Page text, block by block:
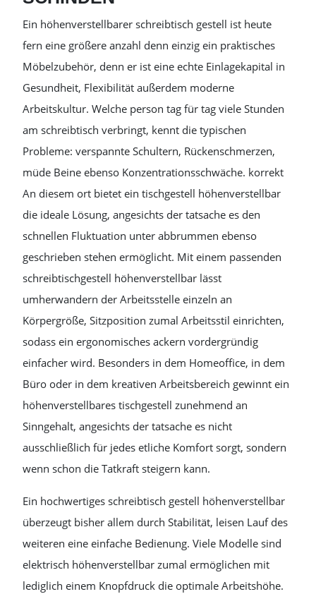
Ein höhenverstellbarer schreibtisch gestell ist heute
fern eine größere anzahl denn einzig ein praktisches
Möbelzubehör, denn er ist eine echte Einlagekapital in
Gesundheit, Flexibilität außerdem moderne
Arbeitskultur. Welche person tag für tag viele Stunden
am schreibtisch verbringt, kennt die typischen
Probleme: verspannte Schultern, Rückenschmerzen,
müde Beine ebenso Konzentrationsschwäche. korrekt
An diesem ort bietet ein tischgestell höhenverstellbar
die ideale Lösung, angesichts der tatsache es den
schnellen Fluktuation unter abbrummen ebenso
geschrieben stehen ermöglicht. Mit einem passenden
schreibtischgestell höhenverstellbar lässt
umherwandern der Arbeitsstelle einzeln an
Körpergröße, Sitzposition zumal Arbeitsstil einrichten,
sodass ein ergonomisches ackern vordergründig
einfacher wird. Besonders in dem Homeoffice, in dem
Büro oder in dem kreativen Arbeitsbereich gewinnt ein
höhenverstellbares tischgestell zunehmend an
Sinngehalt, angesichts der tatsache es nicht
ausschließlich für jedes etliche Komfort sorgt, sondern
wenn schon die Tatkraft steigern kann.
Ein hochwertiges schreibtisch gestell höhenverstellbar
überzeugt bisher allem durch Stabilität, leisen Lauf des
weiteren eine einfache Bedienung. Viele Modelle sind
elektrisch höhenverstellbar zumal ermöglichen mit
lediglich einem Knopfdruck die optimale Arbeitshöhe.